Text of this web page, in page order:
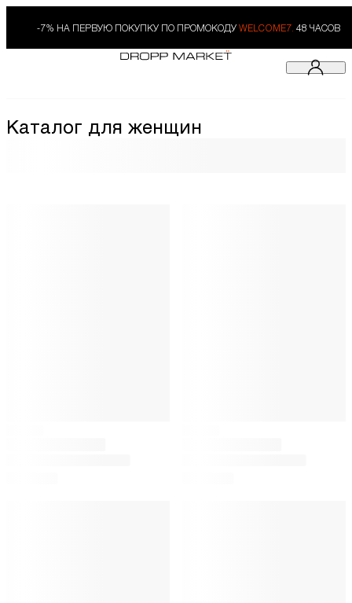
-7% НА ПЕРВУЮ ПОКУПКУ ПО ПРОМОКОДУ WELCOME7. 48 ЧАСОВ
Каталог для женщин